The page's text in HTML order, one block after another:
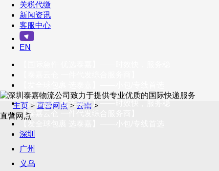
订阅号
客户服务热线
400-098-5699
联系我们
关税代缴
新闻资讯
客服中心
EN
【国际急件 优选泰嘉】——时效快，服务稳
【泰嘉云仓 一件代发综合服务商】
主页 > 直营网点 >云南 >
直营网点
深圳
广州
义乌